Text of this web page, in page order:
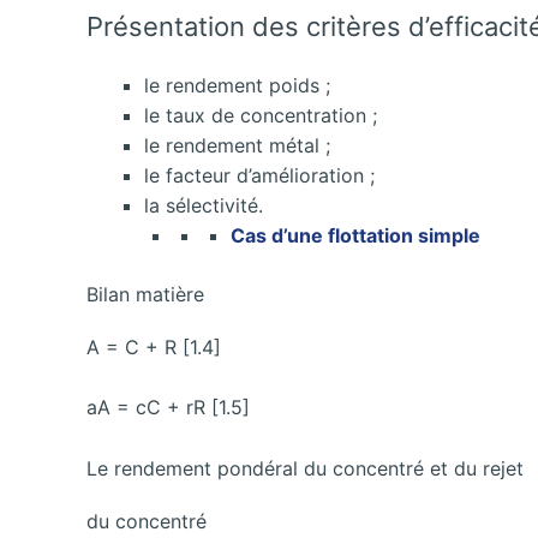
Présentation des critères
le rendement poids ;
le taux de concentration ;
le rendement métal ;
le facteur d’amélioration ;
la sélectivité.
Cas d’une flottation simple
Bilan matière
A = C + R [1.4]
aA = cC + rR [1.5]
Le rendement pondéral du concentré et du rejet
du concentré